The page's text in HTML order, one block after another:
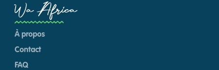
Wa Africa
À propos
Contact
FAQ